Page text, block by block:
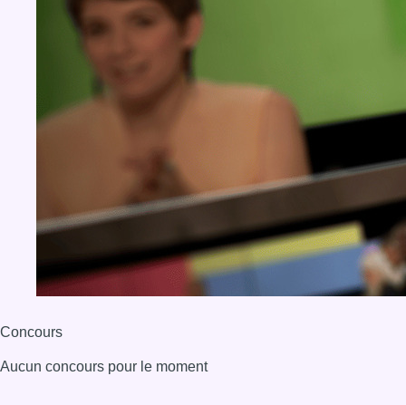
Concours
Aucun concours pour le moment